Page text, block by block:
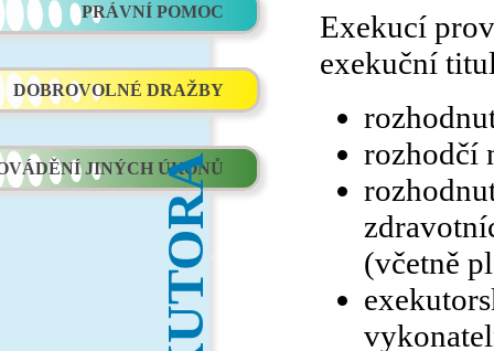
PRÁVNÍ POMOC
DOBROVOLNÉ DRAŽBY
JINÝCH ÚKONŮ
Exekucí
exekuční
rozhodčí
(včetně